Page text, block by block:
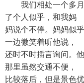
我们相处一个多月
了个人似乎，和我妈
妈说个不停。妈妈似
一边微笑着听他说，
还时不时插言询问。
那里虽然交通不便，
比较落后，但是景色